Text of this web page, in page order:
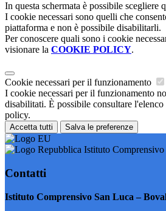
In questa schermata è possibile scegliere
I cookie necessari sono quelli che
piattaforma e non è possibile disabilitarli.
Per conoscere quali sono i cookie
visionare la COOKIE POLICY.
Cookie necessari per il funzionamento
I cookie necessari per il funzionamento
disabilitati. È possibile consultare
policy.
Accetta tutti Salva le preferenze
Istituto
Contatti
Istituto Comprensivo San Luca –